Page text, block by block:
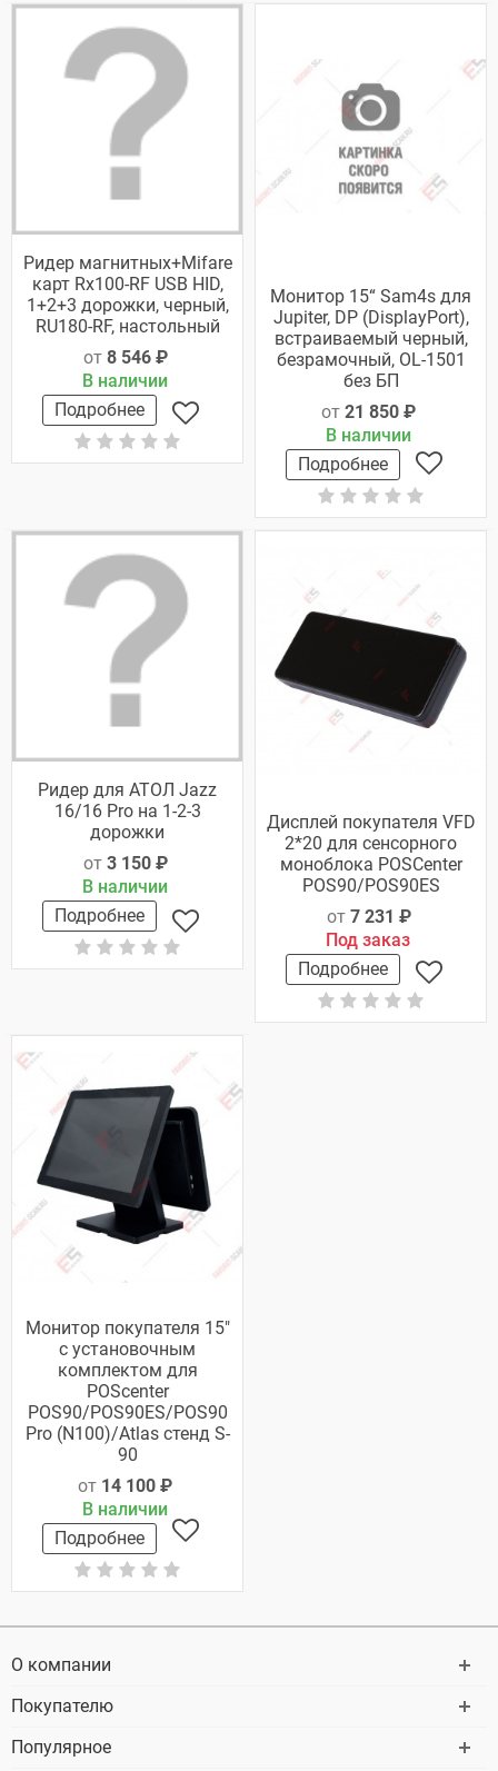
Ридер магнитных+Mifare
карт Rx100-RF USB HID,
1+2+3 дорожки, черный,
RU180-RF, настольный
от 8 546 ₽
В наличии
Подробнее
Монитор 15“ Sam4s для
Jupiter, DP (DisplayPort),
встраиваемый черный,
безрамочный, OL-1501
без БП
от 21 850 ₽
В наличии
Подробнее
Ридер для АТОЛ Jazz
16/16 Pro на 1-2-3
дорожки
от 3 150 ₽
В наличии
Подробнее
Дисплей покупателя VFD
2*20 для сенсорного
моноблока POSCenter
POS90/POS90ES
от 7 231 ₽
Под заказ
Подробнее
Монитор покупателя 15"
с установочным
комплектом для
POScenter
POS90/POS90ES/POS90
Pro (N100)/Atlas стенд S-
90
от 14 100 ₽
В наличии
Подробнее
О компании
Покупателю
Популярное